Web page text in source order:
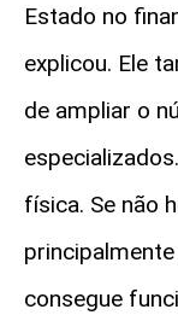
Estado no
explicou. Ele
de ampliar o
física. Se não
consegue